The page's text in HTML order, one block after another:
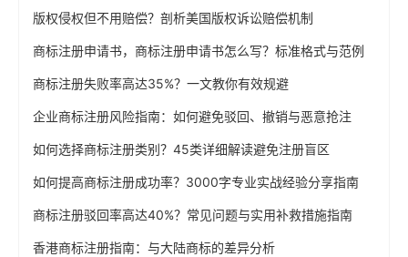
版权侵权但不用赔偿？剖析美国版权诉讼赔偿机制
商标注册申请书，商标注册申请书怎么写？标准格式与范例
商标注册失败率高达35%？一文教你有效规避
企业商标注册风险指南：如何避免驳回、撤销与恶意抢注
如何选择商标注册类别？45类详细解读避免注册盲区
如何提高商标注册成功率？3000字专业实战经验分享指南
商标注册驳回率高达40%？常见问题与实用补救措施指南
香港商标注册指南：与大陆商标的差异分析